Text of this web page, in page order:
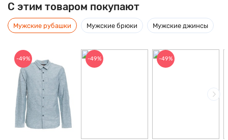
C этим товаром покупают
Мужские рубашки Мужские брюки Мужские джинсы
-49% -49% -49%